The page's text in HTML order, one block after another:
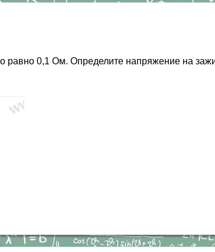
0,1 Ом. Определите напряжение на